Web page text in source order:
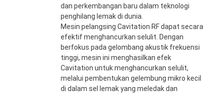
dan perkembangan baru dalam teknologi
penghilang lemak di dunia.
Mesin pelangsing Cavitation RF dapat secara
efektif menghancurkan selulit. Dengan
berfokus pada gelombang akustik frekuensi
tinggi, mesin ini menghasilkan efek
Cavitation untuk menghancurkan selulit,
melalui pembentukan gelembung mikro kecil
di dalam sel lemak yang meledak dan